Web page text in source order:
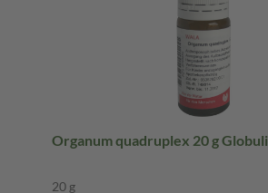
Organum quadruplex 20 g Globuli
20 g